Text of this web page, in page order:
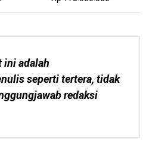
ini adalah
seperti tertera, tidak